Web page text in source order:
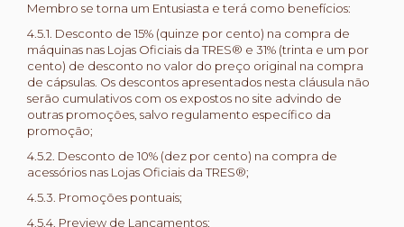
Membro se torna um Entusiasta e terá como benefícios:
4.5.1. Desconto de 15% (quinze por cento) na compra de
máquinas nas Lojas Oficiais da TRES® e 31% (trinta e um por
cento) de desconto no valor do preço original na compra
de cápsulas. Os descontos apresentados nesta cláusula não
serão cumulativos com os expostos no site advindo de
outras promoções, salvo regulamento específico da
promoção;
4.5.2. Desconto de 10% (dez por cento) na compra de
acessórios nas Lojas Oficiais da TRES®;
4.5.3. Promoções pontuais;
4.5.4. Preview de Lançamentos;